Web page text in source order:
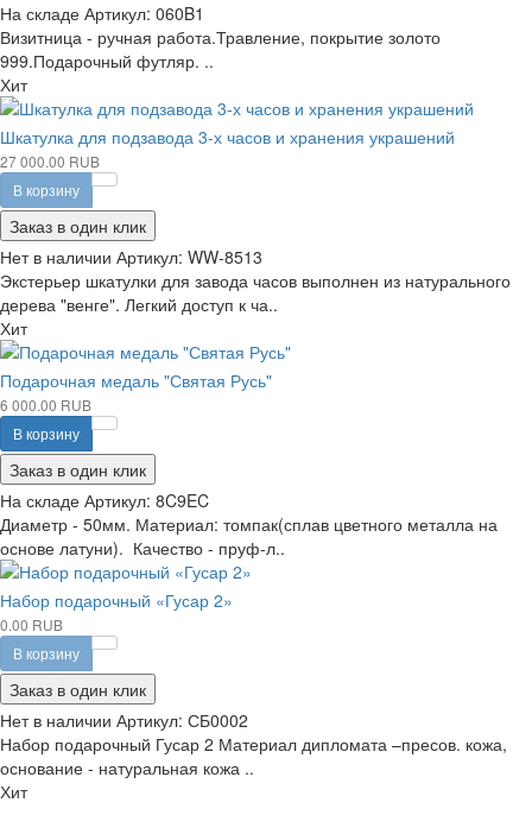
На складе Артикул: 060B1
Визитница - ручная работа.Травление, покрытие золото
999.Подарочный футляр. ..
Хит
Шкатулка для подзавода 3-х часов и хранения украшений
27 000.00 RUB
В корзину
Заказ в один клик
Нет в наличии Артикул: WW-8513
Экстерьер шкатулки для завода часов выполнен из натурального
дерева "венге". Легкий доступ к ча..
Хит
Подарочная медаль "Святая Русь"
6 000.00 RUB
В корзину
Заказ в один клик
На складе Артикул: 8C9EC
Диаметр - 50мм. Материал: томпак(сплав цветного металла на
основе латуни). Качество - пруф-л..
Набор подарочный «Гусар 2»
0.00 RUB
В корзину
Заказ в один клик
Нет в наличии Артикул: СБ0002
Набор подарочный Гусар 2 Материал дипломата –пресов. кожа,
основание - натуральная кожа ..
Хит